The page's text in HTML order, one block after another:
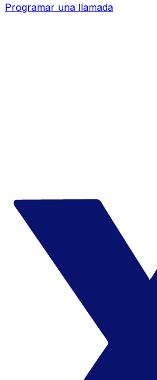
Programar una llamada